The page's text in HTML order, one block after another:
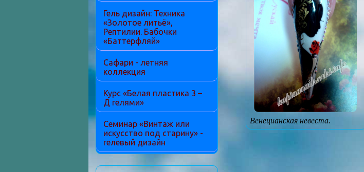
Венецианская невеста.
Гель дизайн: Техника
«Золотое литьё»,
Рептилии. Бабочки
«Баттерфляй»
Сафари - летняя
коллекция
Курс «Белая пластика 3 –
Д гелями»
Семинар «Винтаж или
искусство под старину» -
гелевый дизайн